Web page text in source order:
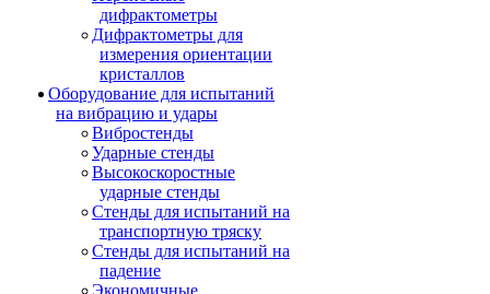
дифрактометры
Дифрактометры для
измерения ориентации
кристаллов
Оборудование для испытаний
на вибрацию и удары
Вибростенды
Ударные стенды
Высокоскоростные
ударные стенды
Стенды для испытаний на
транспортную тряску
Стенды для испытаний на
падение
Экономичные